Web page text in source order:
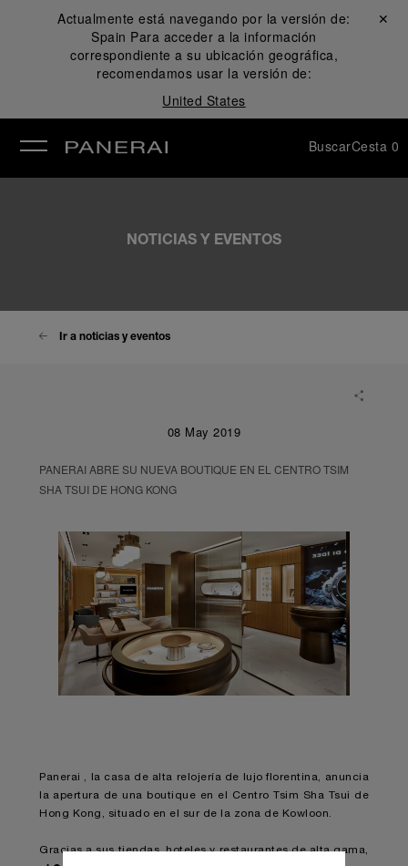
Actualmente está navegando por la versión de:
Spain Para acceder a la información
correspondiente a su ubicación geográfica,
recomendamos usar la versión de:
United States
Cerrar ✕
BuscarCesta 0
NOTICIAS Y EVENTOS
Ir a noticias y eventos
08 May 2019
PANERAI ABRE SU NUEVA BOUTIQUE EN EL CENTRO TSIM
SHA TSUI DE HONG KONG
Panerai , la casa de alta relojería de lujo florentina, anuncia
la apertura de una boutique en el Centro Tsim Sha Tsui de
Hong Kong, situado en el sur de la zona de Kowloon.
Gracias a sus tiendas, hoteles y restaurantes de alta gama,